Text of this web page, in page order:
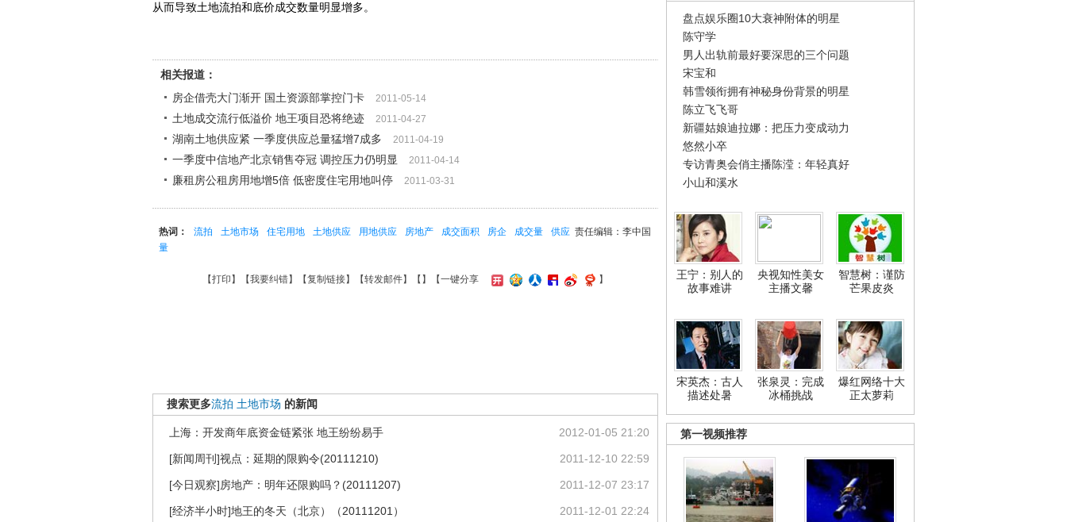
盘点娱乐圈10大衰神附体的明星
陈守学
男人出轨前最好要深思的三个问题
宋宝和
韩雪领衔拥有神秘身份背景的明星
陈立飞飞哥
新疆姑娘迪拉娜：把压力变成动力
悠然小卒
专访青奥会俏主播陈滢：年轻真好
小山和溪水
王宁：别人的
故事难讲
央视知性美女
主播文馨
智慧树：谨防
芒果皮炎
宋英杰：古人
描述处暑
张泉灵：完成
冰桶挑战
爆红网络十大
正太萝莉
第一视频推荐
从而导致土地流拍和底价成交数量明显增多。
相关报道：
房企借壳大门渐开 国土资源部掌控门卡
2011-05-14
土地成交流行低溢价 地王项目恐将绝迹 2011-04-27
湖南土地供应紧 一季度供应总量猛增7成多 2011-04-19
一季度中信地产北京销售夺冠 调控压力仍明显 2011-04-14
廉租房公租房用地增5倍 低密度住宅用地叫停 2011-03-31
责任编辑：李中国
热词： 流拍 土地市场 住宅用地 土地供应 用地供应 房地产 成交面积 房企 成交量
供应
量
【打印 】【我要纠错】【复制链接】【转发邮件】【 】 【一键分享 】
搜索更多流拍 土地市场 的新闻
2012-01-05 21:20
上海：开发商年底资金链紧张 地王纷纷易手
2011-12-10 22:59
[新闻周刊]视点：延期的限购令(20111210)
2011-12-07 23:17
[今日观察]房地产：明年还限购吗？(20111207)
2011-12-01 22:24
[经济半小时]地王的冬天（北京）（20111201）